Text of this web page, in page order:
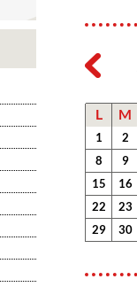
L M
1 2
8
9
15
16
22
23
29
30